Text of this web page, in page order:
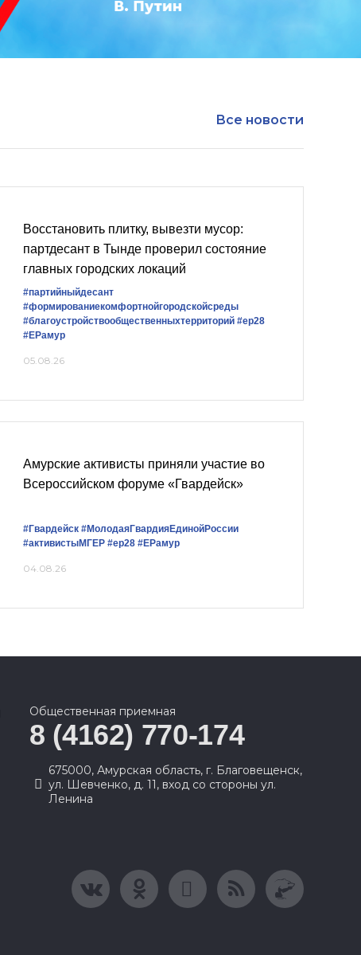
Все новости
Восстановить плитку, вывезти мусор:
партдесант в Тынде проверил состояние
главных городских локаций
#партийныйдесант
#формированиекомфортнойгородскойсреды
#благоустройствообщественныхтерриторий #ер28
#ЕРамур
05.08.26
Амурские активисты приняли участие во
Всероссийском форуме «Гвардейск»
#Гвардейск #МолодаяГвардияЕдинойРоссии
#активистыМГЕР #ер28 #ЕРамур
04.08.26
Общественная приемная
8 (4162) 770-174
675000, Амурская область, г. Благовещенск,
ул. Шевченко, д. 11, вход со стороны ул.
Ленина